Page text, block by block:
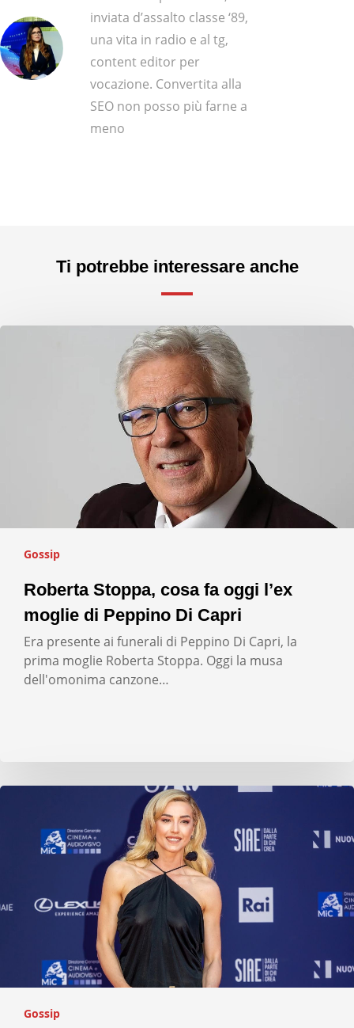
inviata d’assalto classe ‘89,
una vita in radio e al tg,
content editor per
vocazione. Convertita alla
SEO non posso più farne a
meno
Ti potrebbe interessare anche
Gossip
Roberta Stoppa, cosa fa oggi l’ex
moglie di Peppino Di Capri
Era presente ai funerali di Peppino Di Capri, la
prima moglie Roberta Stoppa. Oggi la musa
dell'omonima canzone…
Gossip